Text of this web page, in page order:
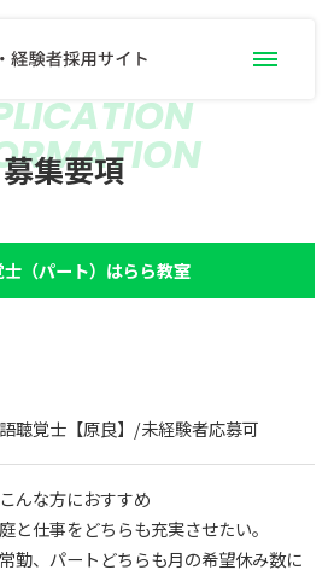
募集要項一覧
新卒採用案内
採用エントリー
ンライン説明会
募集要項
士（パート）はらら教室
聴覚士【原良】/未経験者応募可
んな方におすすめ
と仕事をどちらも充実させたい。
勤、パートどちらも月の希望休み数に